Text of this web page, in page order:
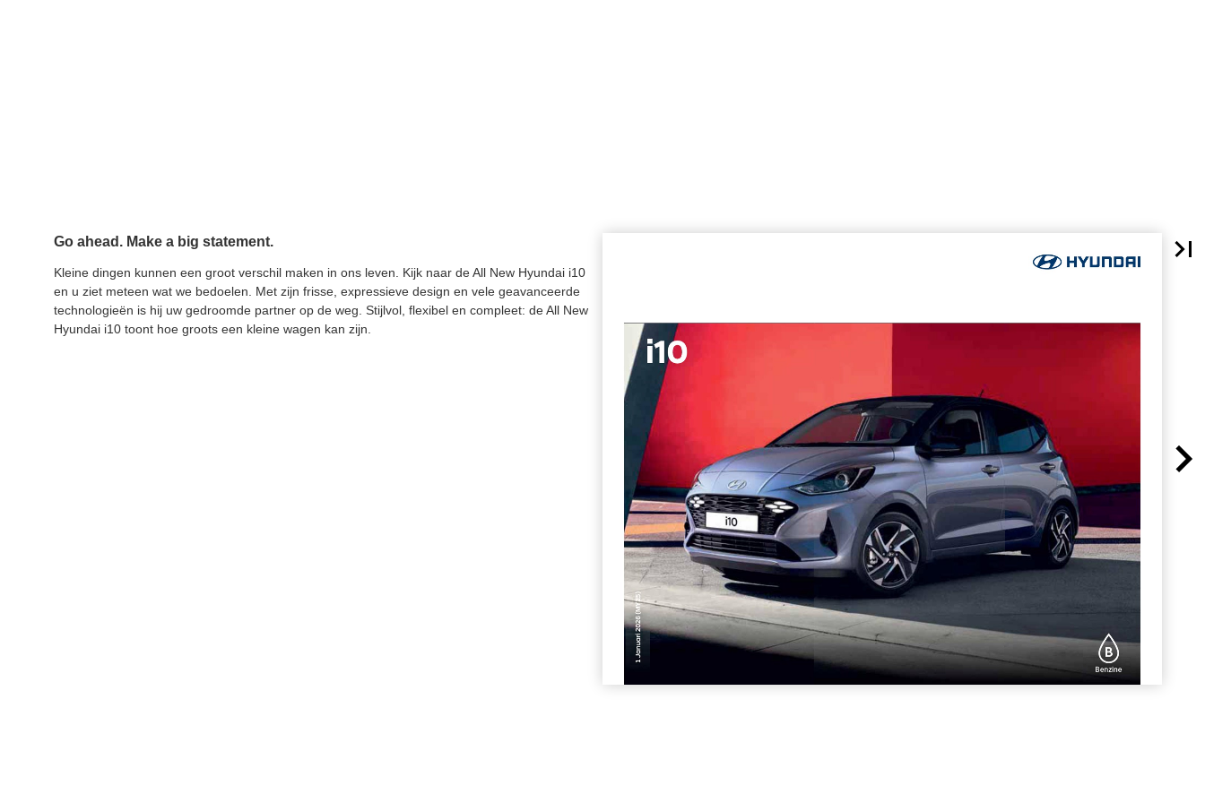
Go ahead. Make a big statement.
Kleine dingen kunnen een groot verschil maken in ons leven. Kijk naar de All New Hyundai i10
en u ziet meteen wat we bedoelen. Met zijn frisse, expressieve design en vele geavanceerde
technologieën is hij uw gedroomde partner op de weg. Stijlvol, flexibel en compleet: de All New
Hyundai i10 toont hoe groots een kleine wagen kan zijn.